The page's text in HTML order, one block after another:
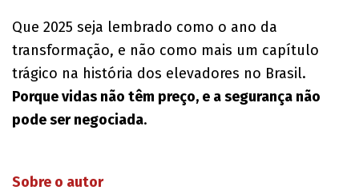
Que 2025 seja lembrado como o ano da
transformação, e não como mais um capítulo
trágico na história dos elevadores no Brasil.
Porque vidas não têm preço, e a segurança não
pode ser negociada.
Sobre o autor